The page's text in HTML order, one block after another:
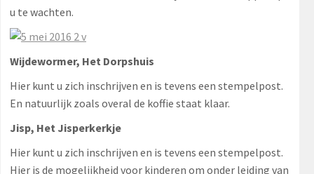
u te wachten.
Wijdewormer, Het Dorpshuis
Hier kunt u zich inschrijven en is tevens een stempelpost.
En natuurlijk zoals overal de koffie staat klaar.
Jisp, Het Jisperkerkje
Hier kunt u zich inschrijven en is tevens een stempelpost.
Hier is de mogelijkheid voor kinderen om onder leiding van